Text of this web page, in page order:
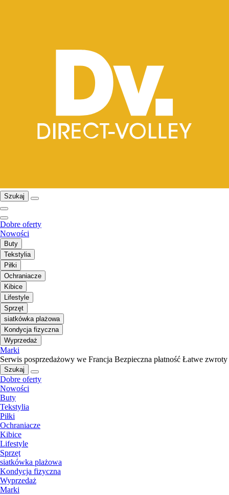
Szukaj
Dobre oferty
Nowości
Buty
Tekstylia
Piłki
Ochraniacze
Kibice
Lifestyle
Sprzęt
siatkówka plażowa
Kondycja fizyczna
Wyprzedaż
Marki
Serwis posprzedażowy we Francja Bezpieczna płatność Łatwe zwroty
Szukaj
Dobre oferty
Nowości
Buty
Tekstylia
Piłki
Ochraniacze
Kibice
Lifestyle
Sprzęt
siatkówka plażowa
Kondycja fizyczna
Wyprzedaż
Marki